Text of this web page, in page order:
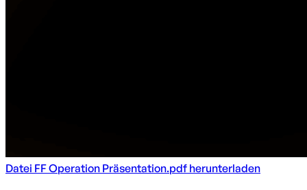
Datei FF Operation Präsentation.pdf herunterladen